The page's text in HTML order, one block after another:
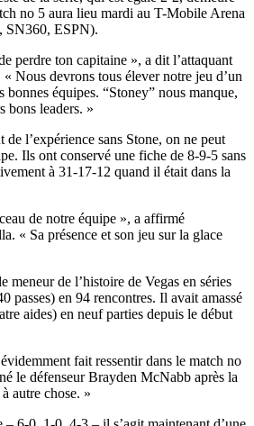
no 5 aura lieu mardi au T-Mobile Arena
SN360, ESPN).
perdre ton capitaine », a dit l’attaquant
Nous devrons tous élever notre jeu d’un
bonnes équipes. “Stoney” nous manque,
bons leaders. »
l’expérience sans Stone, on ne peut
Ils ont conservé une fiche de 8-9-5 sans
à 31-17-12 quand il était dans la
de notre équipe », a affirmé
« Sa présence et son jeu sur la glace
meneur de l’histoire de Vegas en séries
passes) en 94 rencontres. Il avait amassé
aides) en neuf parties depuis le début
évidemment fait ressentir dans le match no
le défenseur Brayden McNabb après la
autre chose. »